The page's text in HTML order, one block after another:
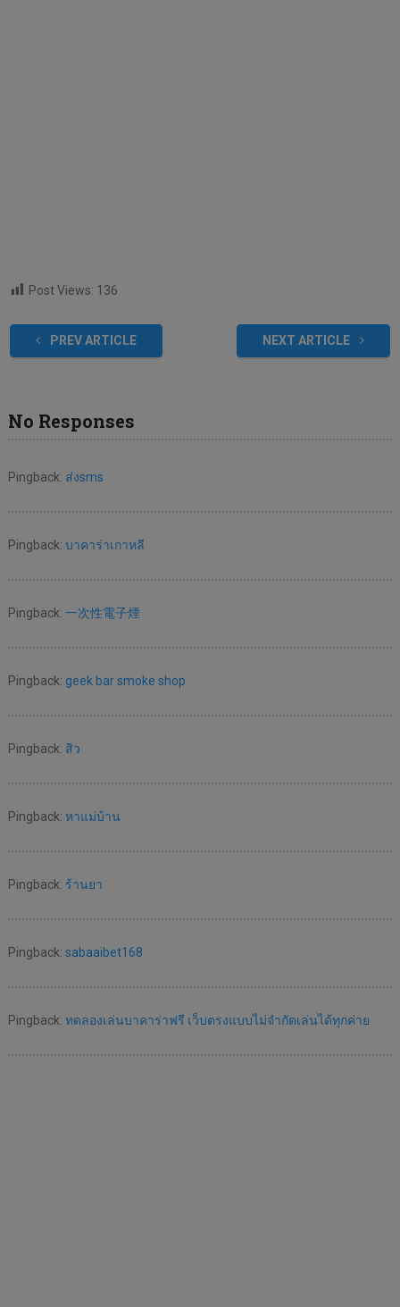
Post Views: 136
PREV ARTICLE NEXT ARTICLE
No Responses
Pingback: ส่งsms
Pingback: บาคาร่าเกาหลี
Pingback: 一次性電子煙
Pingback: geek bar smoke shop
Pingback: สิว
Pingback: หาแม่บ้าน
Pingback: ร้านยา
Pingback: sabaaibet168
Pingback: ทดลองเล่นบาคาร่าฟรี เว็บตรงแบบไม่จำกัดเล่นได้ทุกค่าย